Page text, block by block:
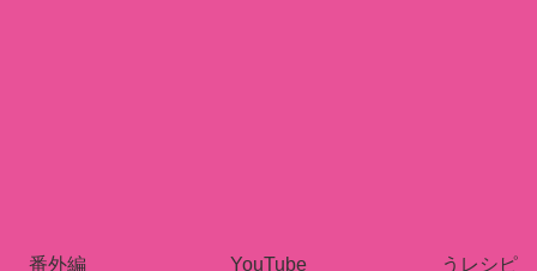
番外編 YouTube うレシピ